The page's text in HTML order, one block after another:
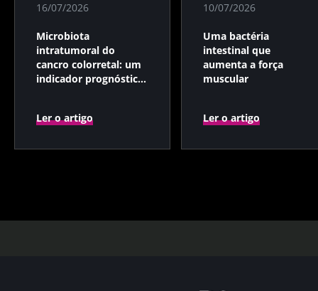
16/07/2026
Microbiota
intratumoral do
cancro colorretal: um
indicador prognóstico
Ler o artigo
10/07/2026
Uma bactéria
intestinal que
aumenta a força
muscular
Ler o artigo